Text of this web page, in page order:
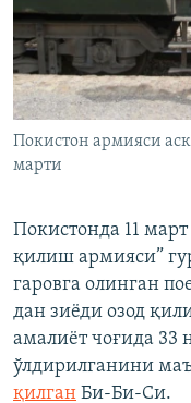
Покистон армияси
марти
Покистонда 11
қилиш армияси”
гаровга олинган
дан зиёди озод
амалиёт чоғида 33
ўлдирилганини
қилган Би-Би-Си.